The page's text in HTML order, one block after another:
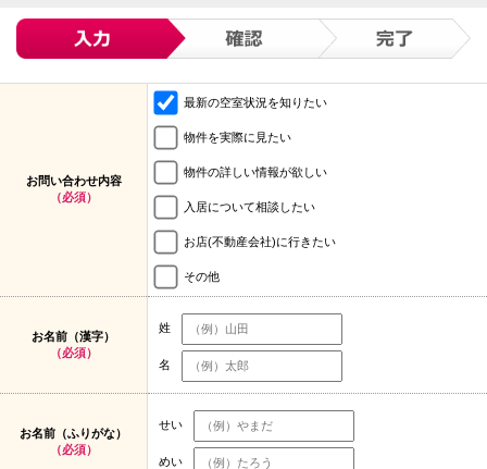
お問い合わせ内容
（必須）
最新の空室状況を知りたい
物件を実際に見たい
物件の詳しい情報が欲しい
入居について相談したい
お店(不動産会社)に行きたい
その他
お名前（漢字）
（必須）
姓
名
お名前（ふりがな）
（必須）
せい
めい